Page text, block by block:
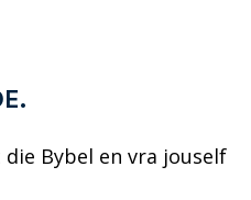
Bybel en vra jouself